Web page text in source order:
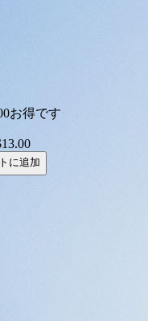
お得です
に追加